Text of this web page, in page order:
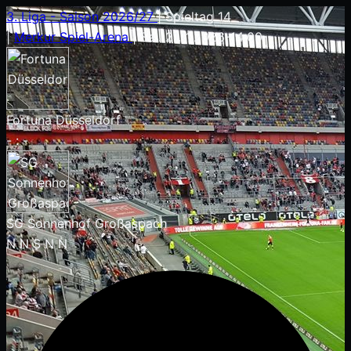
3. Liga - Saison 2026/27| Spieltag 14
| Merkur Spiel-Arena| Sa.. 21.11.2026-14:00
Fortuna Düsseldorf
- : -
SG Sonnenhof Großaspach
NNSNN